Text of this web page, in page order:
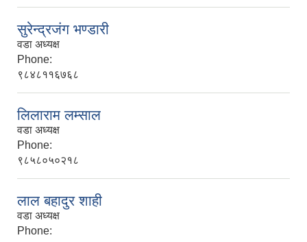
सुरेन्द्रजंग भण्डारी
वडा अध्यक्ष
Phone:
९८४८११६७६८
लिलाराम लम्साल
वडा अध्यक्ष
Phone:
९८५८०५०२१८
लाल बहादुर शाही
वडा अध्यक्ष
Phone: